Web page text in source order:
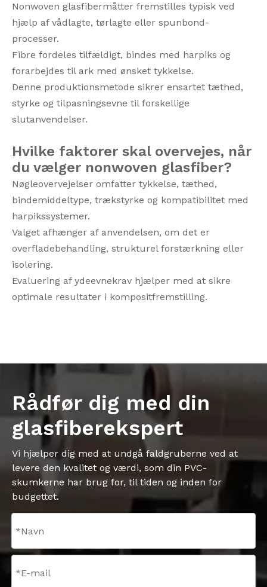
Nonwoven glasfibermåtter fremstilles typisk ved
hjælp af vådlagte, tørlagte eller spunbond-
processer.
Fibre fordeles tilfældigt, bindes med harpiks og
forarbejdes til ark med ønsket tykkelse.
Denne produktionsmetode sikrer ensartet tæthed,
styrke og tilpasningsevne til forskellige
slutanvendelser.
Hvilke faktorer skal overvejes, når
du vælger nonwoven glasfiber?
Nøgleovervejelser omfatter tykkelse, tæthed,
bindemiddeltype, trækstyrke og kompatibilitet med
harpikssystemer.
Valget afhænger af anvendelsen, om det er
overfladebehandling, strukturel forstærkning eller
isolering.
Evaluering af ydeevnekrav hjælper med at sikre
optimale resultater i kompositfremstilling.
Rådfør dig med din
glasfiberekspert
Vi hjælper dig med at undgå faldgruberne ved at
levere den kvalitet og værdi, som din PVC-
skumkerne har brug for, til tiden og inden for
budgettet.